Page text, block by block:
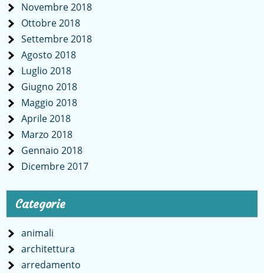
Novembre 2018
Ottobre 2018
Settembre 2018
Agosto 2018
Luglio 2018
Giugno 2018
Maggio 2018
Aprile 2018
Marzo 2018
Gennaio 2018
Dicembre 2017
Categorie
animali
architettura
arredamento